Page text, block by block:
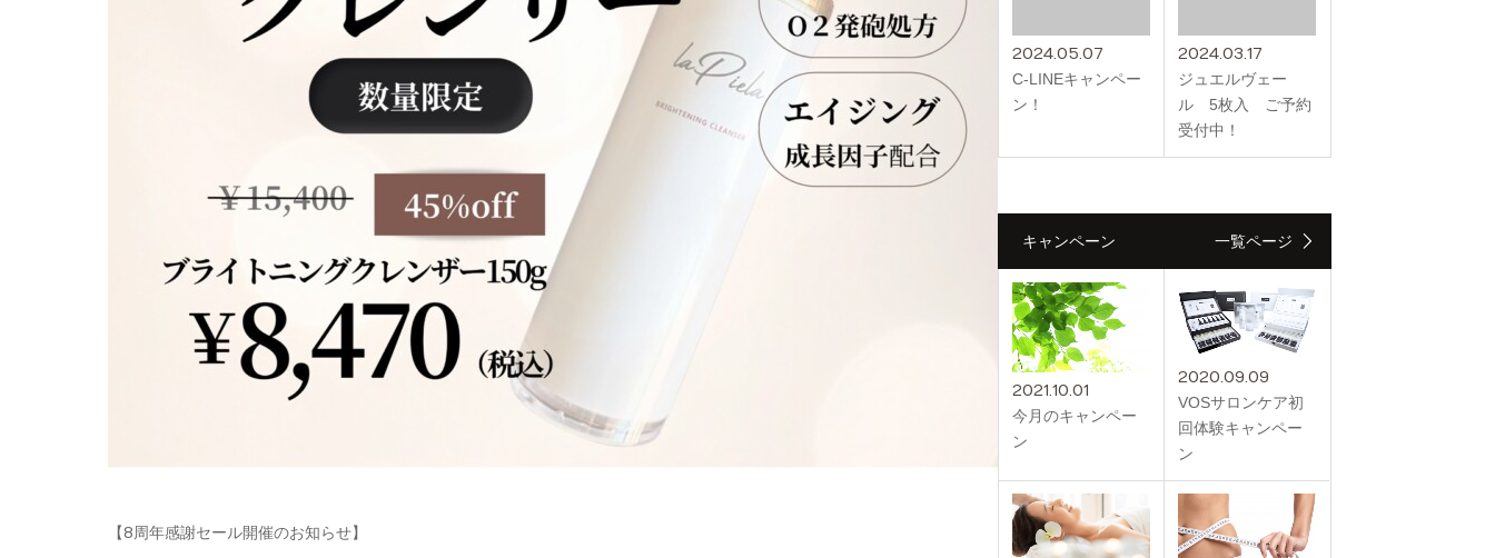
【8周年感謝セール開催のお知らせ】
2024.05.07
C-LINEキャンペー
ン！
2024.03.17
ジュエルヴェー
ル 5枚入 ご予約
受付中！
キャンペーン 一覧ページ
2021.10.01
今月のキャンペー
ン
2020.09.09
VOSサロンケア初
回体験キャンペー
ン